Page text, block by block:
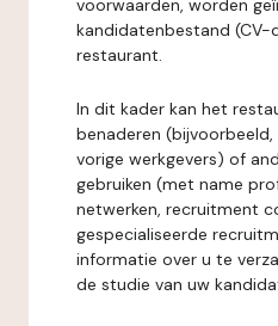
voorwaarden, worden
kandidatenbestand (CV-
restaurant.
In dit kader kan het
benaderen
vorige werkgevers) of
gebruiken (met name
netwerken, recruitment
gespecialiseerde
informatie over u te
de studie van uw